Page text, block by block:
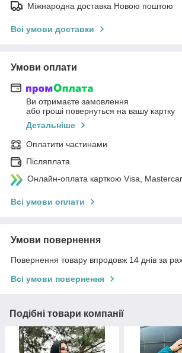
Міжнародна доставка Новою поштою
Всі умови доставки
Умови оплати
Ви отримаєте замовлення
або гроші повернуться на вашу картку
Детальніше
Оплатити частинами
Післяплата
Онлайн-оплата карткою Visa,
Всі умови оплати
Умови повернення
Повернення товару впродовж 14 днів за
Всі умови повернення
Подібні товари компанії